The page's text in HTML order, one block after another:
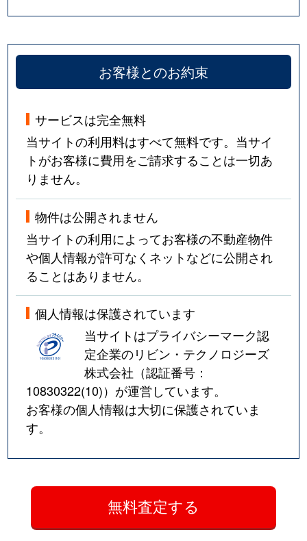
お客様とのお約束
サービスは完全無料
当サイトの利用料はすべて無料です。当サイ
トがお客様に費用をご請求することは一切あ
りません。
物件は公開されません
当サイトの利用によってお客様の不動産物件
や個人情報が許可なくネットなどに公開され
ることはありません。
個人情報は保護されています
当サイトはプライバシーマーク認
定企業のリビン・テクノロジーズ
株式会社（認証番号：
10830322(10)）が運営しています。
お客様の個人情報は大切に保護されていま
す。